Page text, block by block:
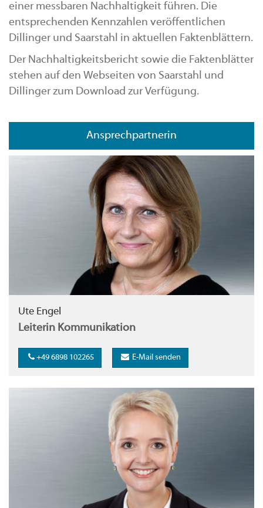
einer messbaren Nachhaltigkeit führen. Die
entsprechenden Kennzahlen veröffentlichen
Dillinger und Saarstahl in aktuellen Faktenblättern.
Der Nachhaltigkeitsbericht sowie die Faktenblätter
stehen auf den Webseiten von Saarstahl und
Dillinger zum Download zur Verfügung.
Ansprechpartnerin
Ute Engel
Leiterin Kommunikation
+49 6898 102265 E-Mail senden